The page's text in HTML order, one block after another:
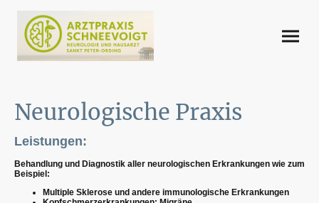
Neurologische Praxis
Leistungen:
Behandlung und Diagnostik aller neurologischen Erkrankungen wie zum
Beispiel:
Multiple Sklerose und andere immunologische Erkrankungen